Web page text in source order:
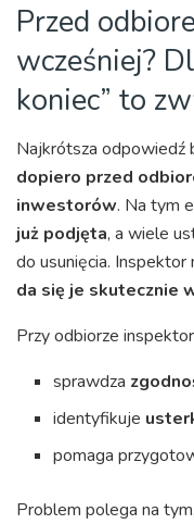
Przed
wcześniej?
koniec” to
Najkrótsza odpowiedź
dopiero przed
inwestorów. Na tym
już podjęta, a wiele
do usunięcia. Inspektor
da się je skutecznie
Przy odbiorze
sprawdza
identyfikuje
pomaga
Problem polega na